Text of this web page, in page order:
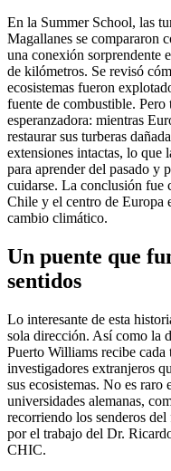
En la Summer School, las
Magallanes se compararon
una conexión sorprendente
de kilómetros. Se revisó
ecosistemas fueron
fuente de combustible.
esperanzadora: mientras
restaurar sus turberas
extensiones intactas, lo
para aprender del pasado y
cuidarse. La conclusión fue
Chile y el centro de Europa
cambio climático.
Un puente que
sentidos
Lo interesante de esta
sola dirección. Así como la
Puerto Williams recibe cada
investigadores extranjeros
sus ecosistemas. No es raro
universidades alemanas,
recorriendo los senderos
por el trabajo del Dr.
CHIC.